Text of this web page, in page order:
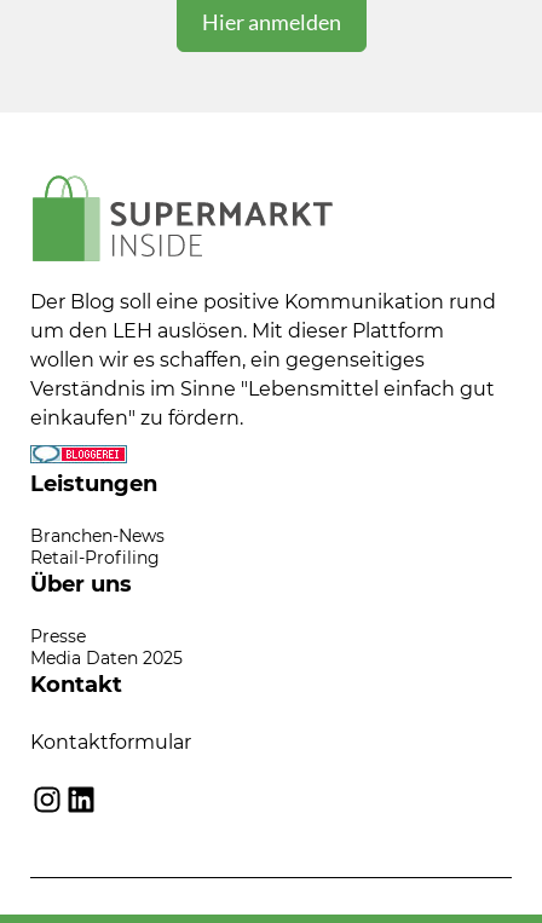
Der Blog soll eine positive Kommunikation rund
um den LEH auslösen. Mit dieser Plattform
wollen wir es schaffen, ein gegenseitiges
Verständnis im Sinne "Lebensmittel einfach gut
einkaufen" zu fördern.
Leistungen
Branchen-News
Retail-Profiling
Über uns
Presse
Media Daten 2025
Kontakt
Kontaktformular
Instagram
LinkedIn